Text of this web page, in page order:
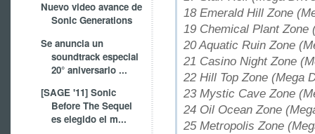
Nuevo video avance de
Sonic Generations
Se anuncia un
soundtrack especial
20° aniversario ...
[SAGE '11] Sonic
Before The Sequel
es elegido el m...
18 Emerald Hill Zone
19 Chemical Plant Zone
20 Aquatic Ruin Zone
21 Casino Night Zone
22 Hill Top Zone (Mega
23 Mystic Cave Zone
24 Oil Ocean Zone
25 Metropolis Zone